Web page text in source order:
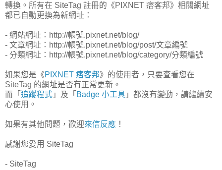
轉換。所有在 SiteTag 註冊的《PIXNET 痞客邦》相關網址
都已自動更換為新網址：
- 網站網址：http://帳號.pixnet.net/blog/
- 文章網址：http://帳號.pixnet.net/blog/post/文章編號
- 分類網址：http://帳號.pixnet.net/blog/category/分類編號
如果您是《PIXNET 痞客邦》的使用者，只要查看您在
SiteTag 的網址是否有正常更新。
而「 追蹤程式 」及「 Badge 小工具 」都沒有變動，請繼續安
心使用。
如果有其他問題，歡迎來信反應 ！
感謝您愛用 SiteTag
- SiteTag